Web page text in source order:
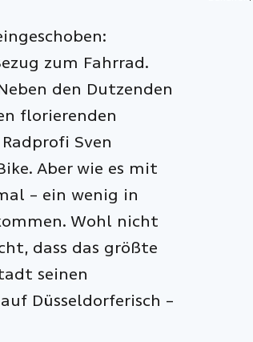
zum Fahrrad.
den Dutzenden
florierenden
Sven
Aber wie es mit
– ein wenig in
Wohl nicht
dass das größte
seinen
Düsseldorferisch –